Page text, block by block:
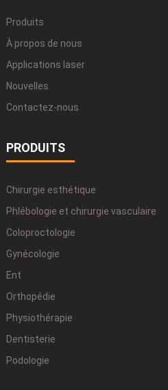
Produits
À propos de nous
Applications laser
Nouvelles
Contactez-nous
PRODUITS
Chirurgie esthétique
Phlébologie et chirurgie vasculaire
Coloproctologie
Gynécologie
Ent
Orthopédie
Physiothérapie
Dentisterie
Podologie